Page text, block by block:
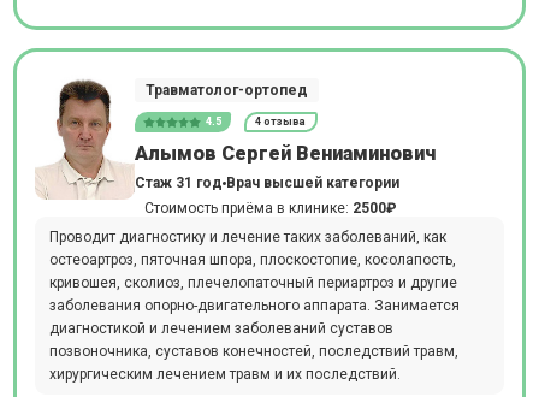
Травматолог-ортопед
4.5 4 отзыва
Алымов Сергей Вениаминович
Стаж 31 год Врач высшей категории
Стоимость приёма в клинике: 2500₽
Проводит диагностику и лечение таких заболеваний, как
остеоартроз, пяточная шпора, плоскостопие, косолапость,
кривошея, сколиоз, плечелопаточный периартроз и другие
заболевания опорно-двигательного аппарата. Занимается
диагностикой и лечением заболеваний суставов
позвоночника, суставов конечностей, последствий травм,
хирургическим лечением травм и их последствий.